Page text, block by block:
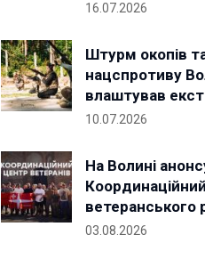
16.07.2026
Штурм окопів
нацспротиву
влаштував
10.07.2026
На Волині
ветеранського
03.08.2026